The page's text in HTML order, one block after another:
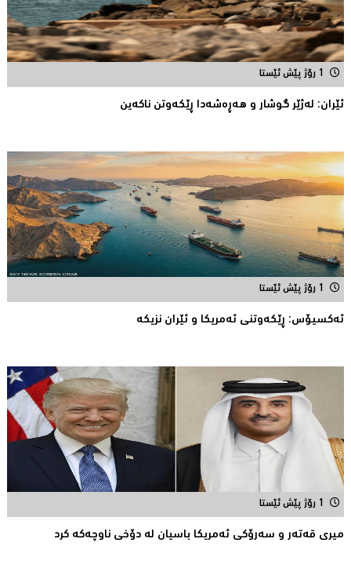
1 رۆژ پێش ئێستا
ئێران: له‌ژێر گوشار و هەڕەشەدا ڕێکەوتن ناکەین
1 رۆژ پێش ئێستا
ئه‌كسیۆس: ڕێكه‌وتنی ئه‌مریكا و ئێران نزیكه‌
1 رۆژ پێش ئێستا
میری قه‌ته‌ر و سه‌رۆكی ئه‌مریكا باسیان له‌ دۆخی ناوچه‌كه‌ كرد